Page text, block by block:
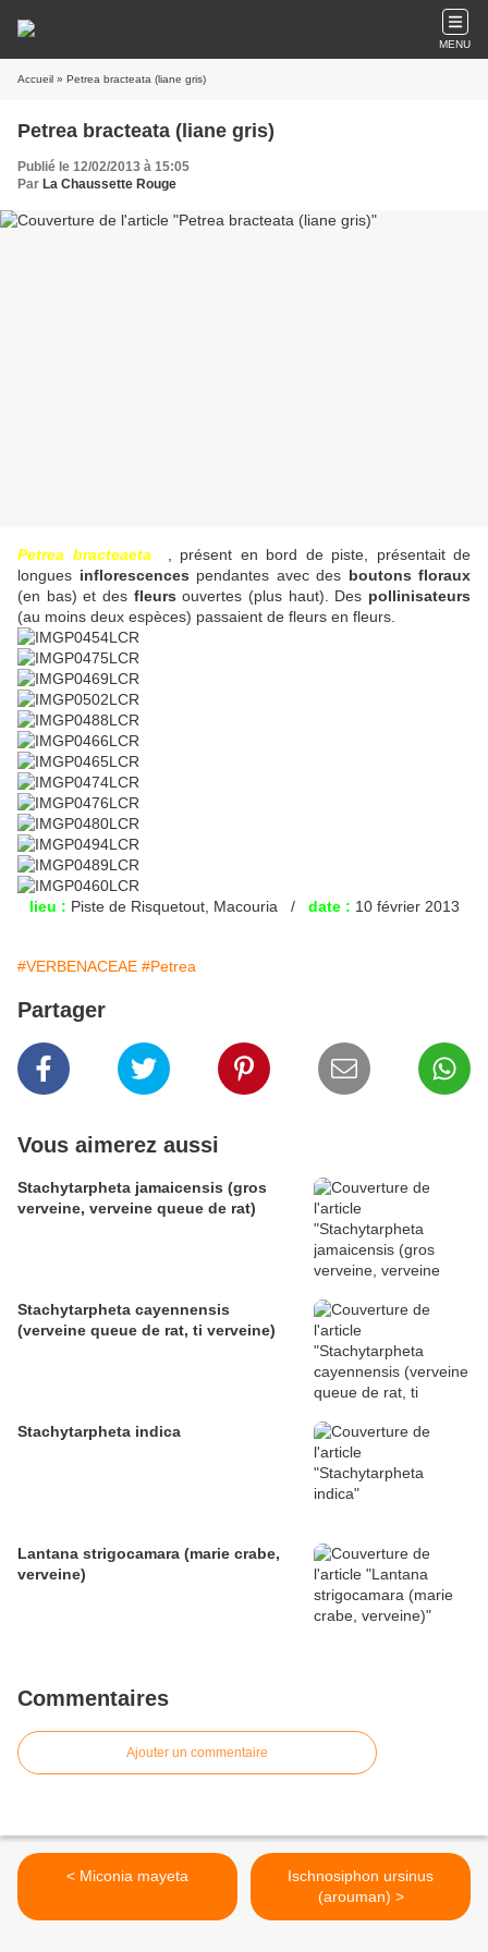
MENU
Accueil » Petrea bracteata (liane gris)
Petrea bracteata (liane gris)
Publié le 12/02/2013 à 15:05
Par La Chaussette Rouge
Petrea bracteaeta
, présent en bord de piste, présentait de
longues inflorescences pendantes avec des boutons floraux
(en bas) et des fleurs ouvertes (plus haut). Des pollinisateurs
(au moins deux espèces) passaient de fleurs en fleurs.
lieu : Piste de Risquetout, Macouria / date : 10 février 2013
#VERBENACEAE #Petrea
Partager
Vous aimerez aussi
Stachytarpheta jamaicensis (gros
verveine, verveine queue de rat)
Stachytarpheta cayennensis
(verveine queue de rat, ti verveine)
Stachytarpheta indica
Lantana strigocamara (marie crabe,
verveine)
Commentaires
Ajouter un commentaire
< Miconia mayeta
Ischnosiphon ursinus
(arouman) >